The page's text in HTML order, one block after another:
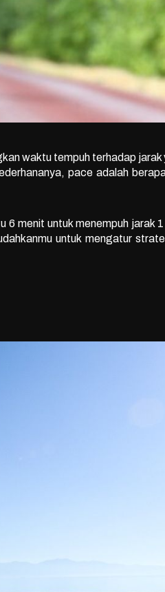
waktu tempuh terhadap jarak
pace adalah
menit untuk menempuh jarak
untuk mengatur